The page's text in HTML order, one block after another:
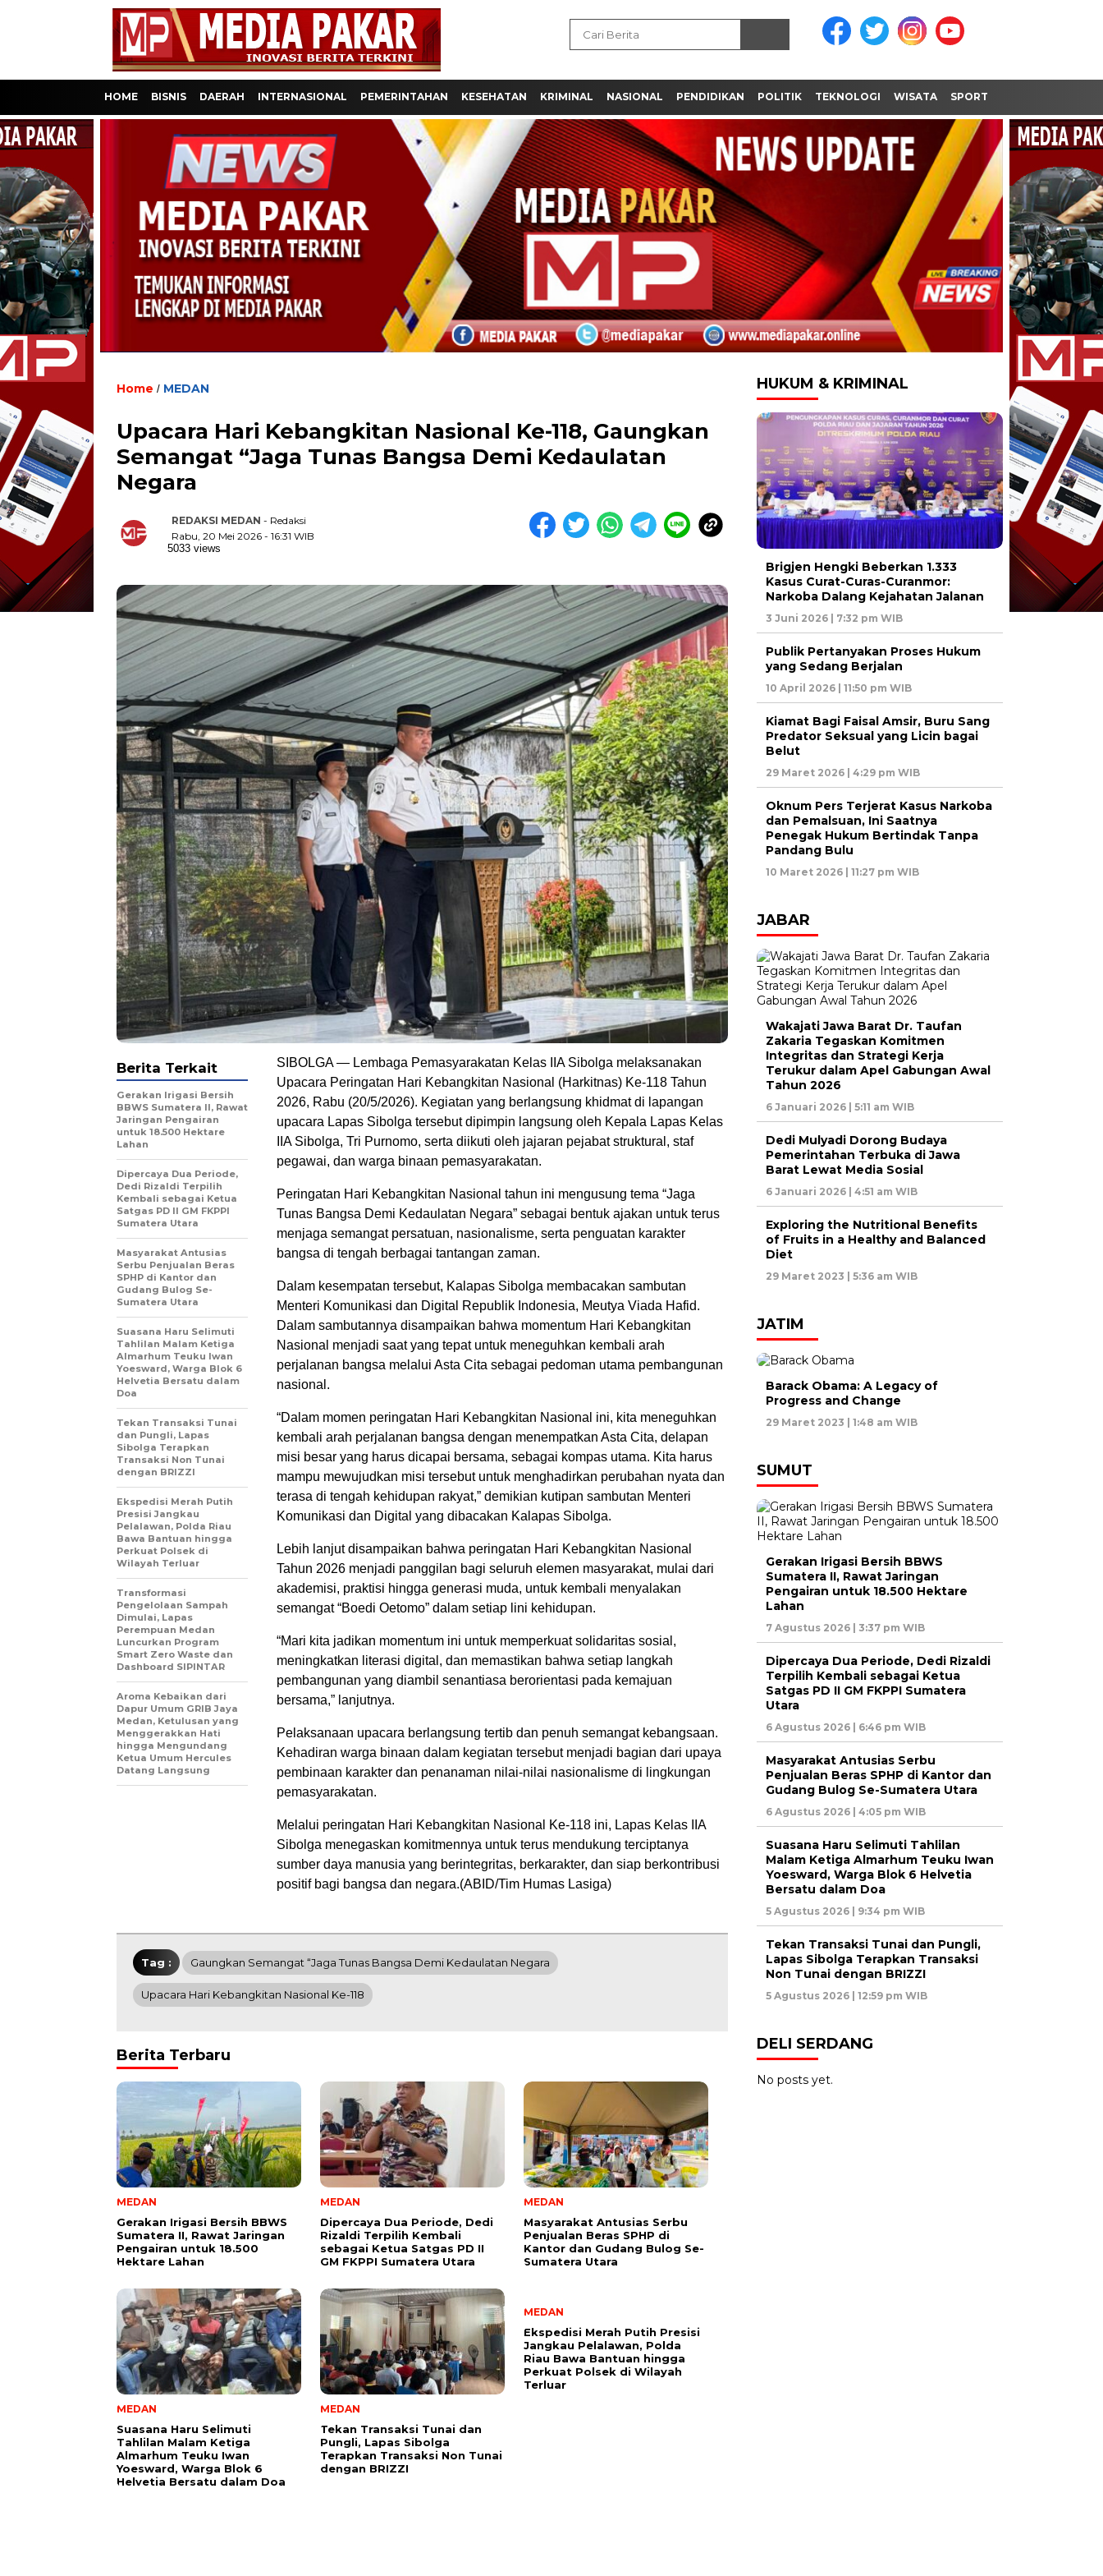
HOME BISNIS DAERAH INTERNASIONAL PEMERINTAHAN KESEHATAN KRIMINAL NASIONAL PENDIDIKAN POLITIK TEKNOLOGI WISATA SPORT
Home / MEDAN
Upacara Hari Kebangkitan Nasional Ke-118, Gaungkan
Semangat “Jaga Tunas Bangsa Demi Kedaulatan
Negara
REDAKSI MEDAN - Redaksi
Rabu, 20 Mei 2026 - 16:31 WIB
5033 views
SIBOLGA — Lembaga Pemasyarakatan Kelas IIA Sibolga melaksanakan
Upacara Peringatan Hari Kebangkitan Nasional (Harkitnas) Ke-118 Tahun
2026, Rabu (20/5/2026). Kegiatan yang berlangsung khidmat di lapangan
upacara Lapas Sibolga tersebut dipimpin langsung oleh Kepala Lapas Kelas
IIA Sibolga, Tri Purnomo, serta diikuti oleh jajaran pejabat struktural, staf
pegawai, dan warga binaan pemasyarakatan.
Peringatan Hari Kebangkitan Nasional tahun ini mengusung tema “Jaga
Tunas Bangsa Demi Kedaulatan Negara” sebagai bentuk ajakan untuk terus
menjaga semangat persatuan, nasionalisme, serta penguatan karakter
bangsa di tengah berbagai tantangan zaman.
Dalam kesempatan tersebut, Kalapas Sibolga membacakan sambutan
Menteri Komunikasi dan Digital Republik Indonesia, Meutya Viada Hafid.
Dalam sambutannya disampaikan bahwa momentum Hari Kebangkitan
Nasional menjadi saat yang tepat untuk meneguhkan kembali arah
perjalanan bangsa melalui Asta Cita sebagai pedoman utama pembangunan
nasional.
“Dalam momen peringatan Hari Kebangkitan Nasional ini, kita meneguhkan
kembali arah perjalanan bangsa dengan menempatkan Asta Cita, delapan
misi besar yang harus dicapai bersama, sebagai kompas utama. Kita harus
mampu mewujudkan misi tersebut untuk menghadirkan perubahan nyata dan
terasa di tengah kehidupan rakyat,” demikian kutipan sambutan Menteri
Komunikasi dan Digital yang dibacakan Kalapas Sibolga.
Lebih lanjut disampaikan bahwa peringatan Hari Kebangkitan Nasional
Tahun 2026 menjadi panggilan bagi seluruh elemen masyarakat, mulai dari
akademisi, praktisi hingga generasi muda, untuk kembali menyalakan
semangat “Boedi Oetomo” dalam setiap lini kehidupan.
“Mari kita jadikan momentum ini untuk memperkuat solidaritas sosial,
meningkatkan literasi digital, dan memastikan bahwa setiap langkah
pembangunan yang diambil senantiasa berorientasi pada kemajuan
bersama,” lanjutnya.
Pelaksanaan upacara berlangsung tertib dan penuh semangat kebangsaan.
Kehadiran warga binaan dalam kegiatan tersebut menjadi bagian dari upaya
pembinaan karakter dan penanaman nilai-nilai nasionalisme di lingkungan
pemasyarakatan.
Melalui peringatan Hari Kebangkitan Nasional Ke-118 ini, Lapas Kelas IIA
Sibolga menegaskan komitmennya untuk terus mendukung terciptanya
sumber daya manusia yang berintegritas, berkarakter, dan siap berkontribusi
positif bagi bangsa dan negara.(ABID/Tim Humas Lasiga)
Berita Terkait
Gerakan Irigasi Bersih
BBWS Sumatera II, Rawat
Jaringan Pengairan
untuk 18.500 Hektare
Lahan
Dipercaya Dua Periode,
Dedi Rizaldi Terpilih
Kembali sebagai Ketua
Satgas PD II GM FKPPI
Sumatera Utara
Masyarakat Antusias
Serbu Penjualan Beras
SPHP di Kantor dan
Gudang Bulog Se-
Sumatera Utara
Suasana Haru Selimuti
Tahlilan Malam Ketiga
Almarhum Teuku Iwan
Yoesward, Warga Blok 6
Helvetia Bersatu dalam
Doa
Tekan Transaksi Tunai
dan Pungli, Lapas
Sibolga Terapkan
Transaksi Non Tunai
dengan BRIZZI
Ekspedisi Merah Putih
Presisi Jangkau
Pelalawan, Polda Riau
Bawa Bantuan hingga
Perkuat Polsek di
Wilayah Terluar
Transformasi
Pengelolaan Sampah
Dimulai, Lapas
Perempuan Medan
Luncurkan Program
Smart Zero Waste dan
Dashboard SIPINTAR
Aroma Kebaikan dari
Dapur Umum GRIB Jaya
Medan, Ketulusan yang
Menggerakkan Hati
hingga Mengundang
Ketua Umum Hercules
Datang Langsung
Tag : Gaungkan Semangat “Jaga Tunas Bangsa Demi Kedaulatan Negara
Upacara Hari Kebangkitan Nasional Ke-118
Berita Terbaru
MEDAN
Gerakan Irigasi Bersih BBWS
Sumatera II, Rawat Jaringan
Pengairan untuk 18.500
Hektare Lahan
MEDAN
Dipercaya Dua Periode, Dedi
Rizaldi Terpilih Kembali
sebagai Ketua Satgas PD II
GM FKPPI Sumatera Utara
MEDAN
Masyarakat Antusias Serbu
Penjualan Beras SPHP di
Kantor dan Gudang Bulog Se-
Sumatera Utara
MEDAN
Suasana Haru Selimuti
Tahlilan Malam Ketiga
Almarhum Teuku Iwan
Yoesward, Warga Blok 6
Helvetia Bersatu dalam Doa
MEDAN
Tekan Transaksi Tunai dan
Pungli, Lapas Sibolga
Terapkan Transaksi Non Tunai
dengan BRIZZI
MEDAN
Ekspedisi Merah Putih Presisi
Jangkau Pelalawan, Polda
Riau Bawa Bantuan hingga
Perkuat Polsek di Wilayah
Terluar
HUKUM & KRIMINAL
Brigjen Hengki Beberkan 1.333
Kasus Curat-Curas-Curanmor:
Narkoba Dalang Kejahatan Jalanan
3 Juni 2026 | 7:32 pm WIB
Publik Pertanyakan Proses Hukum
yang Sedang Berjalan
10 April 2026 | 11:50 pm WIB
Kiamat Bagi Faisal Amsir, Buru Sang
Predator Seksual yang Licin bagai
Belut
29 Maret 2026 | 4:29 pm WIB
Oknum Pers Terjerat Kasus Narkoba
dan Pemalsuan, Ini Saatnya
Penegak Hukum Bertindak Tanpa
Pandang Bulu
10 Maret 2026 | 11:27 pm WIB
JABAR
Wakajati Jawa Barat Dr. Taufan
Zakaria Tegaskan Komitmen
Integritas dan Strategi Kerja
Terukur dalam Apel Gabungan Awal
Tahun 2026
6 Januari 2026 | 5:11 am WIB
Dedi Mulyadi Dorong Budaya
Pemerintahan Terbuka di Jawa
Barat Lewat Media Sosial
6 Januari 2026 | 4:51 am WIB
Exploring the Nutritional Benefits
of Fruits in a Healthy and Balanced
Diet
29 Maret 2023 | 5:36 am WIB
JATIM
Barack Obama: A Legacy of
Progress and Change
29 Maret 2023 | 1:48 am WIB
SUMUT
Gerakan Irigasi Bersih BBWS
Sumatera II, Rawat Jaringan
Pengairan untuk 18.500 Hektare
Lahan
7 Agustus 2026 | 3:37 pm WIB
Dipercaya Dua Periode, Dedi Rizaldi
Terpilih Kembali sebagai Ketua
Satgas PD II GM FKPPI Sumatera
Utara
6 Agustus 2026 | 6:46 pm WIB
Masyarakat Antusias Serbu
Penjualan Beras SPHP di Kantor dan
Gudang Bulog Se-Sumatera Utara
6 Agustus 2026 | 4:05 pm WIB
Suasana Haru Selimuti Tahlilan
Malam Ketiga Almarhum Teuku Iwan
Yoesward, Warga Blok 6 Helvetia
Bersatu dalam Doa
5 Agustus 2026 | 9:34 pm WIB
Tekan Transaksi Tunai dan Pungli,
Lapas Sibolga Terapkan Transaksi
Non Tunai dengan BRIZZI
5 Agustus 2026 | 12:59 pm WIB
DELI SERDANG
No posts yet.